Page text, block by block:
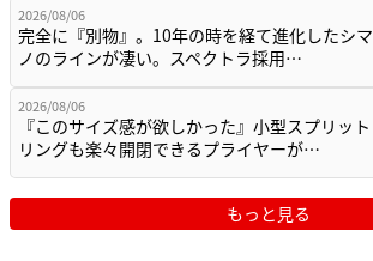
2026/08/06
完全に『別物』。10年の時を経て進化したシマ
ノのラインが凄い。スペクトラ採用…
2026/08/06
『このサイズ感が欲しかった』小型スプリット
リングも楽々開閉できるプライヤーが…
もっと見る